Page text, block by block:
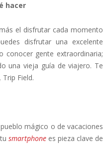
hacer
el disfrutar cada momento
disfrutar una excelente
conocer gente extraordinaria;
una vieja guía de viajero. Te
Field.
mágico o de vacaciones
smartphone es pieza clave de